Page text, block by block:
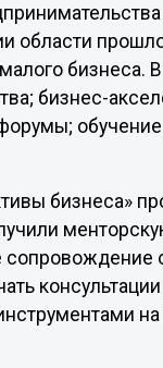
области
бизнеса.
бизнес-
бизнеса»
сопровождение